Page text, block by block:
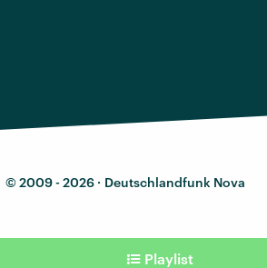
© 2009 - 2026 · Deutschlandfunk Nova
Playlist